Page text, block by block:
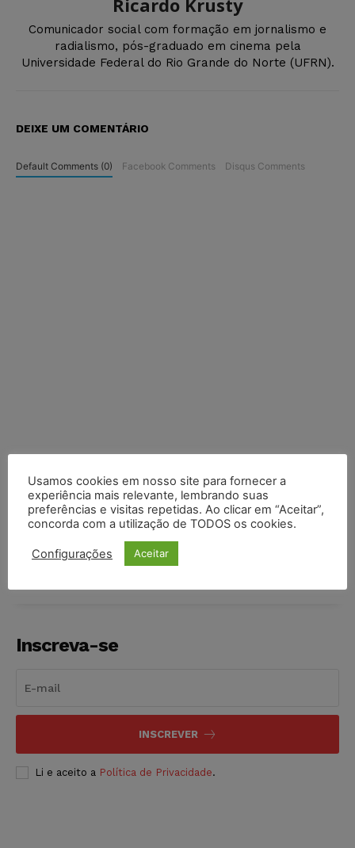
Ricardo Krusty
Comunicador social com formação em jornalismo e
radialismo, pós-graduado em cinema pela
Universidade Federal do Rio Grande do Norte (UFRN).
DEIXE UM COMENTÁRIO
Default Comments (0) Facebook Comments Disqus Comments
COMPARTILHE
Inscreva-se
INSCREVER
Li e aceito a Política de Privacidade.
Usamos cookies em nosso site para fornecer a
experiência mais relevante, lembrando suas
preferências e visitas repetidas. Ao clicar em “Aceitar”,
concorda com a utilização de TODOS os cookies.
Configurações Aceitar